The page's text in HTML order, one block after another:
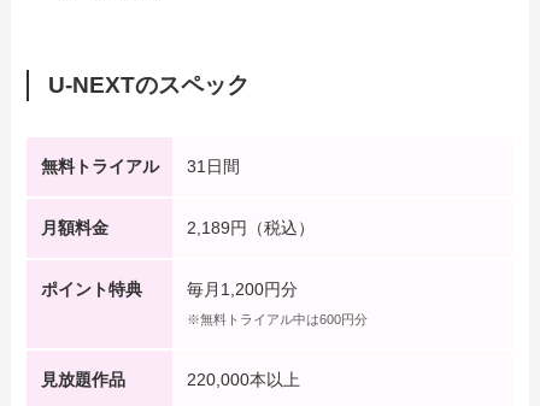
U-NEXTのスペック
無料トライアル 31日間
月額料金 2,189円（税込）
ポイント特典 毎月1,200円分
※無料トライアル中は600円分
見放題作品 220,000本以上